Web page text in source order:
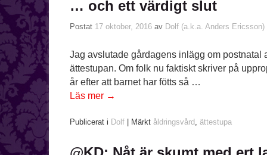
… och ett värdigt slut
Postat 17 oktober, 2016 av Dolf (a.k.a. Anders Ericsson)
Jag avslutade gårdagens inlägg om postnatal
ättestupan. Om folk nu faktiskt skriver på
år efter att barnet har fötts så …
Läs mer →
Publicerat i Dolf Märkt åldringsvård , ättestupa